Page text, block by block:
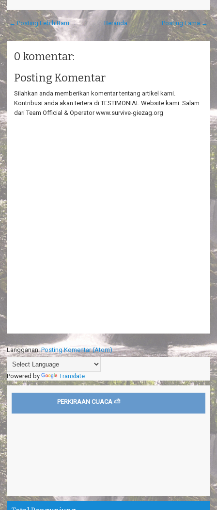
← Posting Lebih Baru Posting Lama →
Beranda
0 komentar:
Posting Komentar
Silahkan anda memberikan komentar tentang artikel kami.
Kontribusi anda akan tertera di TESTIMONIAL Website kami. Salam
dari Team Official & Operator www.survive-giezag.org
Langganan:Posting Komentar (Atom)
Powered by Translate
PERKIRAAN CUACA ⛅